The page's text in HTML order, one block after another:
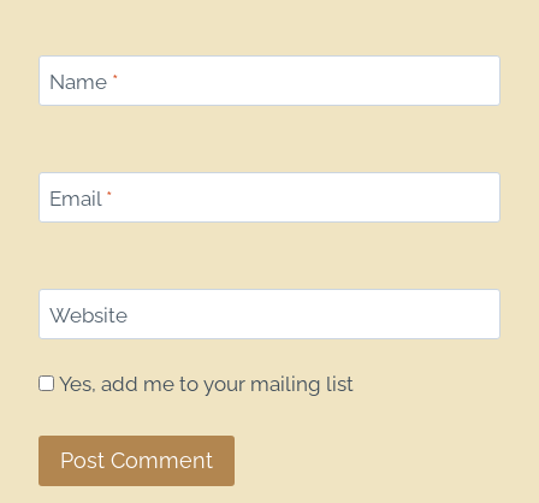
Name *
Email *
Website
Yes, add me to your mailing list